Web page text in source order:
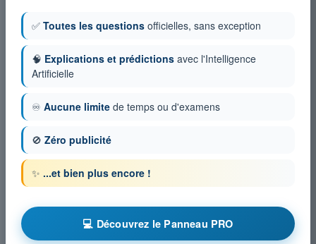
✅ Toutes les questions officielles, sans exception
🧠 Explications et prédictions avec l'Intelligence
Artificielle
♾️ Aucune limite de temps ou d'examens
🚫 Zéro publicité
✨ ...et bien plus encore !
💻 Découvrez le Panneau PRO